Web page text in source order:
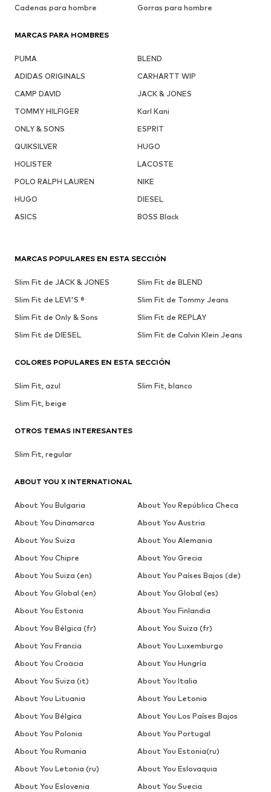
Cadenas para hombre
Gorras para hombre
MARCAS PARA HOMBRES
PUMA
BLEND
ADIDAS ORIGINALS
CARHARTT WIP
CAMP DAVID
JACK & JONES
TOMMY HILFIGER
Karl Kani
ONLY & SONS
ESPRIT
QUIKSILVER
HUGO
HOLISTER
LACOSTE
POLO RALPH LAUREN
NIKE
HUGO
DIESEL
ASICS
BOSS Black
MARCAS POPULARES EN ESTA SECCIÓN
Slim Fit de JACK & JONES
Slim Fit de BLEND
Slim Fit de LEVI'S ®
Slim Fit de Tommy Jeans
Slim Fit de Only & Sons
Slim Fit de REPLAY
Slim Fit de DIESEL
Slim Fit de Calvin Klein Jeans
COLORES POPULARES EN ESTA SECCIÓN
Slim Fit, azul
Slim Fit, blanco
Slim Fit, beige
OTROS TEMAS INTERESANTES
Slim Fit, regular
ABOUT YOU X INTERNATIONAL
About You Bulgaria
About You República Checa
About You Dinamarca
About You Austria
About You Suiza
About You Alemania
About You Chipre
About You Grecia
About You Suiza (en)
About You Países Bajos (de)
About You Global (en)
About You Global (es)
About You Estonia
About You Finlandia
About You Bélgica (fr)
About You Suiza (fr)
About You Francia
About You Luxemburgo
About You Croacia
About You Hungría
About You Suiza (it)
About You Italia
About You Lituania
About You Letonia
About You Bélgica
About You Los Países Bajos
About You Polonia
About You Portugal
About You Rumania
About You Estonia(ru)
About You Letonia (ru)
About You Eslovaquia
About You Eslovenia
About You Suecia